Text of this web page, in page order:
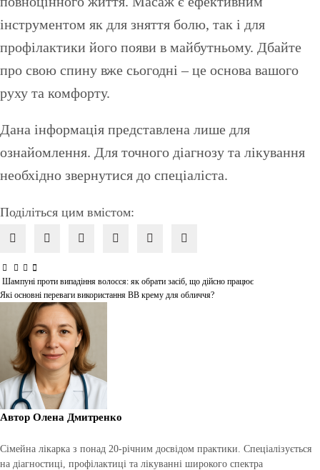
інструментом як для зняття болю, так і для
профілактики його появи в майбутньому. Дбайте
про свою спину вже сьогодні – це основа вашого
руху та комфорту.
Дана інформація представлена лише для
ознайомлення. Для точного діагнозу та лікування
необхідно звернутися до спеціаліста.
Поділіться цим вмістом:
Навігація
записів
Шампуні проти випадіння волосся: як обрати засіб, що дійсно працює
Які основні переваги використання BB крему для обличчя?
Автор Олена Дмитренко
Сімейна лікарка з понад 20-річним досвідом практики. Спеціалізується
на діагностиці, профілактиці та лікуванні широкого спектра